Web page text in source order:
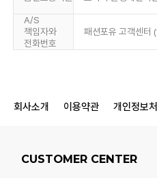
A/S
책임자와
전화번호
패션포유 고객센
회사소개 이용약관 개인정보
CUSTOMER CENTER